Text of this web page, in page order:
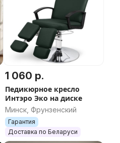
1 060 р.
Педикюрное кресло
Интэро Эко на диске
Минск, Фрунзенский
Гарантия
Доставка по Беларуси